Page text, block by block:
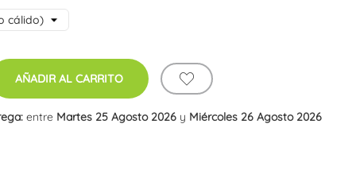
AÑADIR AL CARRITO
entre Martes 25 Agosto 2026 y Miércoles 26 Agosto 2026